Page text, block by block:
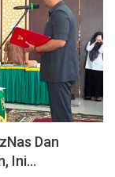
Dan
Ini…